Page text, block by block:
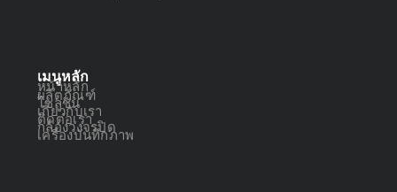
เมนูหลัก
หน้าหลัก
ผลิตภัณฑ์
โซลูชัน
เกี่ยวกับเรา
ติดต่อเรา
กล้องวงจรปิด
เครื่องบันทึกภาพ